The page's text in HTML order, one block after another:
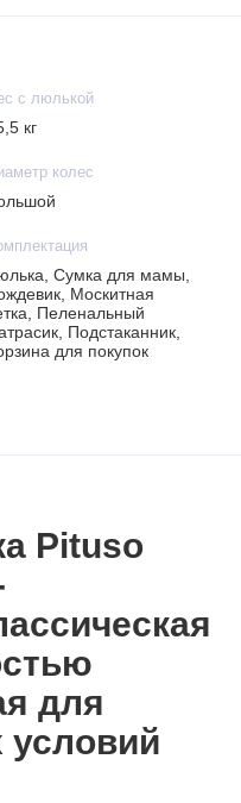
с люлькой
кг
колес
Сумка для мамы,
Москитная
Пеленальный
Подстаканник,
для покупок
Pituso
для
условий